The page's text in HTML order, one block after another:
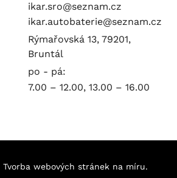
ikar.sro@seznam.cz
ikar.autobaterie@seznam.cz
Rýmařovská 13, 79201,
Bruntál
po - pá:
7.00 – 12.00, 13.00 – 16.00
Tvorba webových stránek na míru.